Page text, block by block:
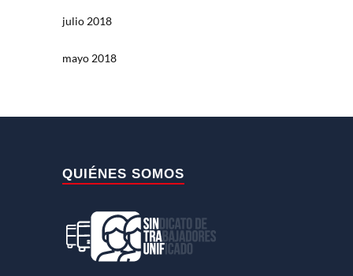
julio 2018
mayo 2018
QUIÉNES SOMOS